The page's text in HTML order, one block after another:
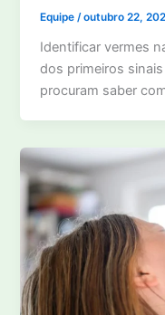
Equipe /outubro 22,
Identificar vermes
dos primeiros
procuram saber